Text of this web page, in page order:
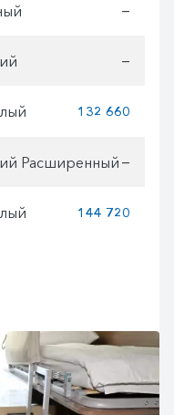
—
—
132 660
Расширенный —
144 720